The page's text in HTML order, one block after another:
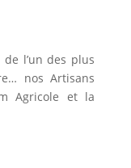
l’un des plus
nos Artisans
Agricole et la